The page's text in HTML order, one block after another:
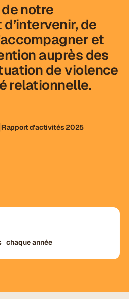
notre
de
et
auprès des
de violence
relationnelle.
Rapport d’activités 2025
chaque année